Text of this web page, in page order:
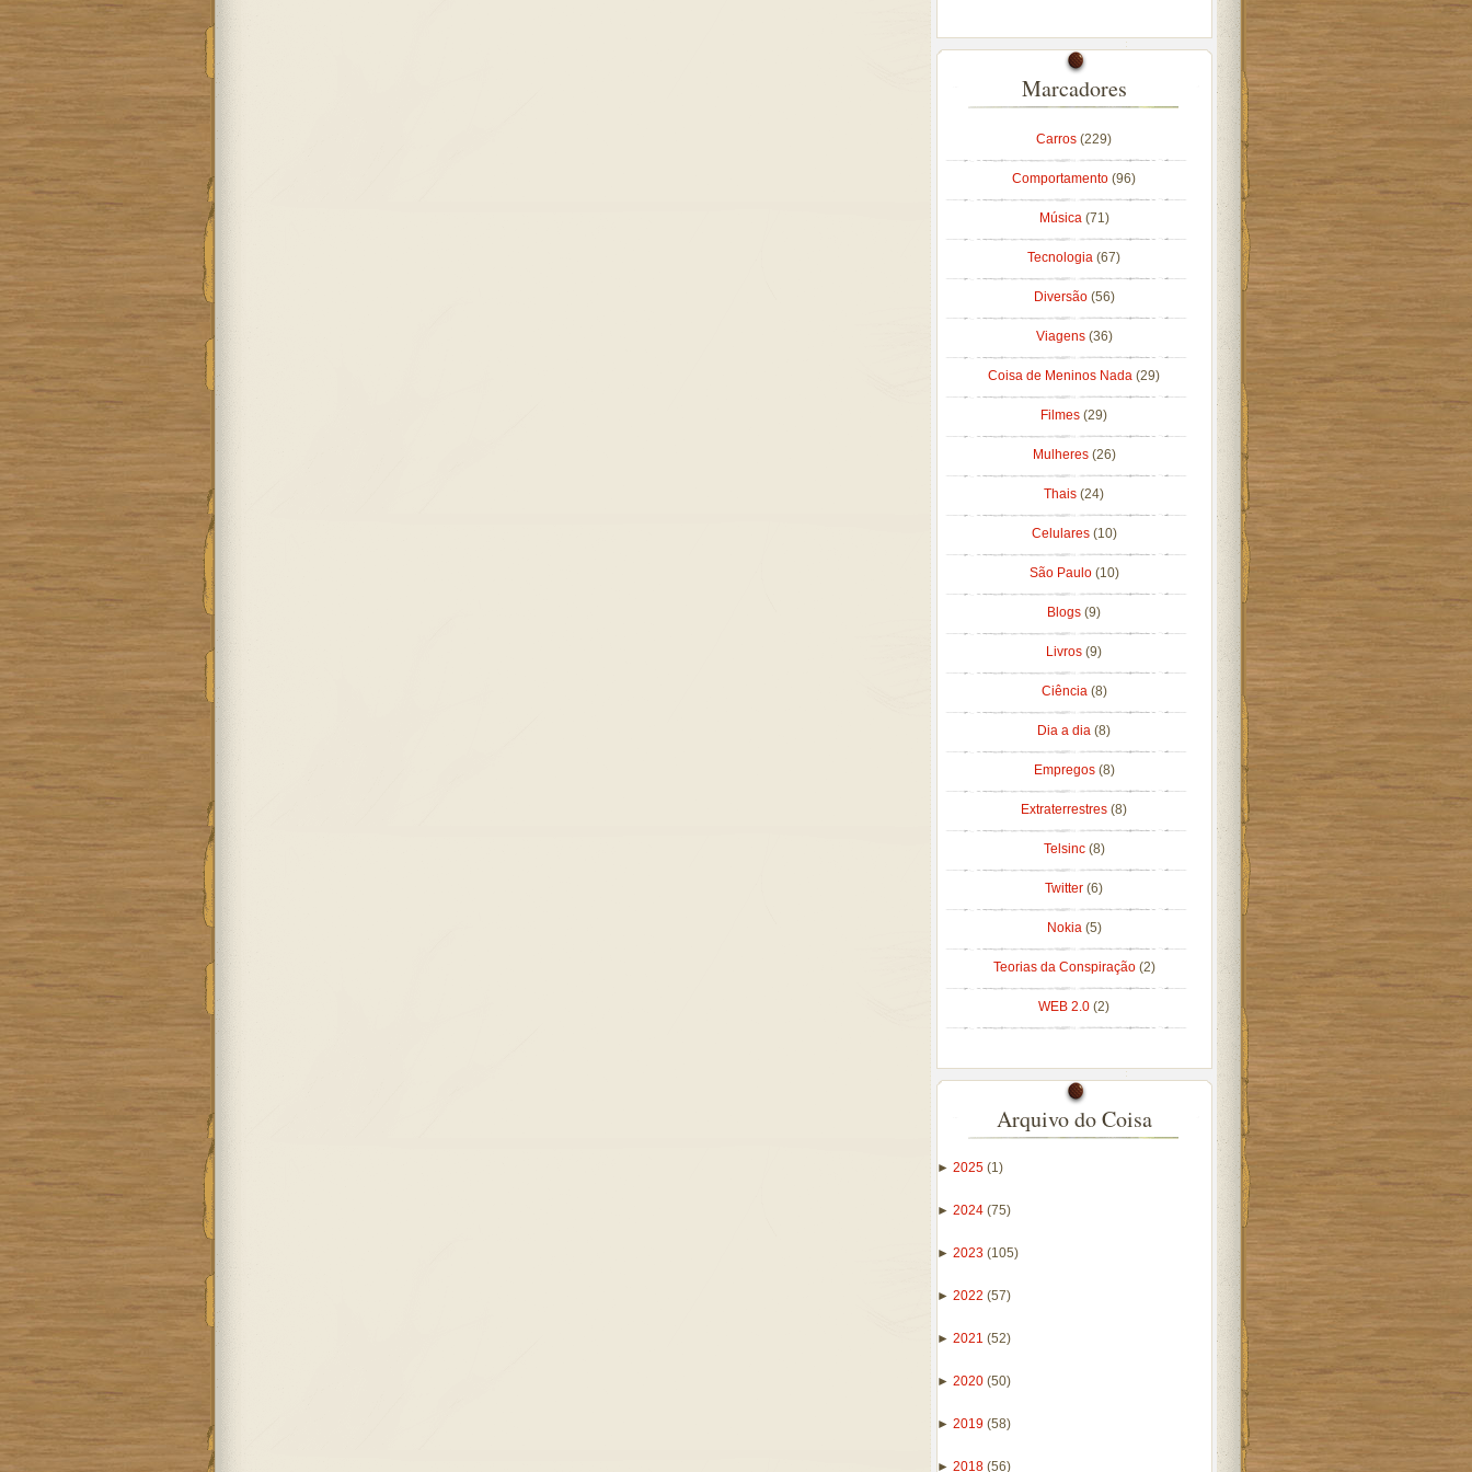
Marcadores
Carros (229)
Comportamento (96)
Música (71)
Tecnologia (67)
Diversão (56)
Viagens (36)
Coisa de Meninos Nada (29)
Filmes (29)
Mulheres (26)
Thais (24)
Celulares (10)
São Paulo (10)
Blogs (9)
Livros (9)
Ciência (8)
Dia a dia (8)
Empregos (8)
Extraterrestres (8)
Telsinc (8)
Twitter (6)
Nokia (5)
Teorias da Conspiração (2)
WEB 2.0 (2)
Arquivo do Coisa
► 2025 (1)
► 2024 (75)
► 2023 (105)
► 2022 (57)
► 2021 (52)
► 2020 (50)
► 2019 (58)
► 2018 (56)